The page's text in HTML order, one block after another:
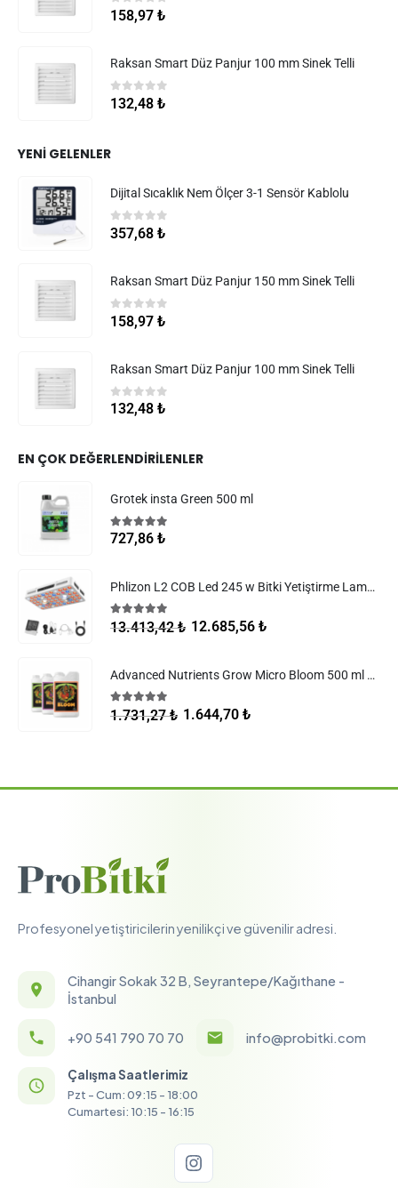
0 5 üzerinden
158,97 ₺
Raksan Smart Düz Panjur 100 mm Sinek Telli
05 üzerinden
132,48 ₺
YENI GELENLER
Dijital Sıcaklık Nem Ölçer 3-1 Sensör Kablolu
05 üzerinden
357,68 ₺
Raksan Smart Düz Panjur 150 mm Sinek Telli
0 5 üzerinden
158,97 ₺
Raksan Smart Düz Panjur 100 mm Sinek Telli
05 üzerinden
132,48 ₺
EN ÇOK DEĞERLENDIRILENLER
Grotek insta Green 500 ml
5.00 5 üzerinden
727,86 ₺
Phlizon L2 COB Led 245 w Bitki Yetiştirme Lambası
5.005 üzerinden
13.413,42₺ 12.685,56 ₺
Advanced Nutrients Grow Micro Bloom 500 ml Set
5.005 üzerinden
1.731,27₺ 1.644,70 ₺
Profesyonel yetiştiricilerin yenilikçi ve güvenilir adresi.
Cihangir Sokak 32 B, Seyrantepe/Kağıthane -
İstanbul
+90 541 790 70 70 info@probitki.com
Çalışma Saatlerimiz
Pzt - Cum: 09:15 - 18:00
Cumartesi: 10:15 - 16:15